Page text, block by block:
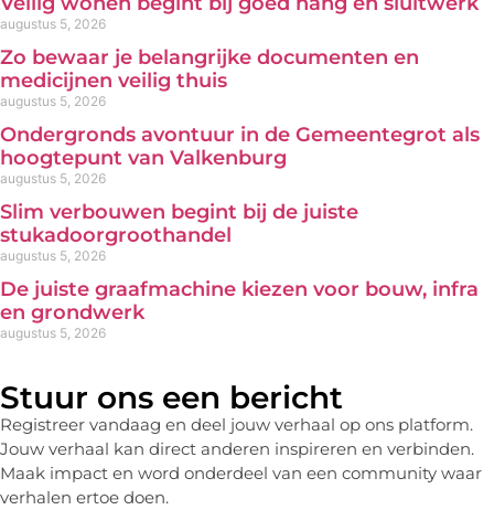
augustus 5, 2026
Zo bewaar je belangrijke documenten en
medicijnen veilig thuis
augustus 5, 2026
Ondergronds avontuur in de Gemeentegrot als
hoogtepunt van Valkenburg
augustus 5, 2026
Slim verbouwen begint bij de juiste
stukadoorgroothandel
augustus 5, 2026
De juiste graafmachine kiezen voor bouw, infra
en grondwerk
augustus 5, 2026
Stuur ons een bericht
Registreer vandaag en deel jouw verhaal op ons platform.
Jouw verhaal kan direct anderen inspireren en verbinden.
Maak impact en word onderdeel van een community waar
verhalen ertoe doen.